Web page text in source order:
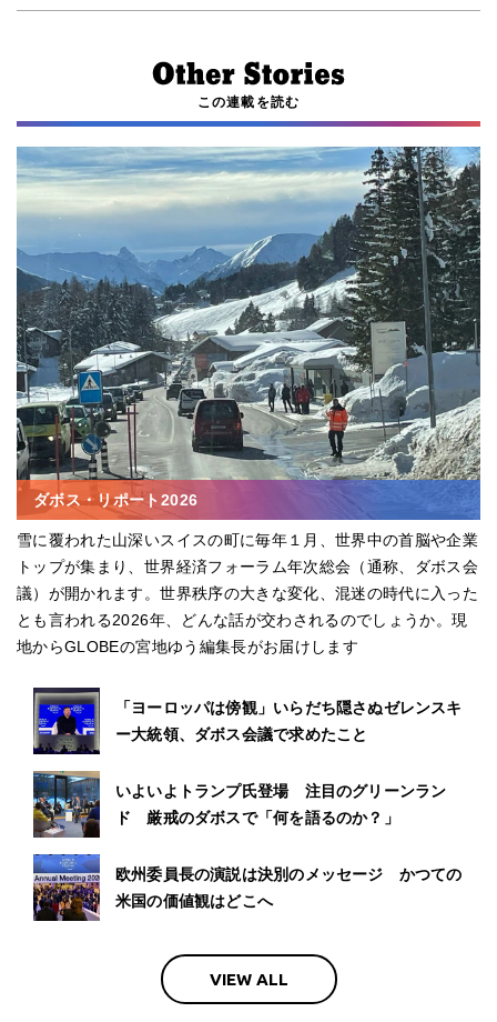
この連載を読む
ダボス・リポート2026
雪に覆われた山深いスイスの町に毎年１月、世界中の首脳や企業
トップが集まり、世界経済フォーラム年次総会（通称、ダボス会
議）が開かれます。世界秩序の大きな変化、混迷の時代に入った
とも言われる2026年、どんな話が交わされるのでしょうか。現
地からGLOBEの宮地ゆう編集長がお届けします
「ヨーロッパは傍観」いらだち隠さぬゼレンスキ
ー大統領、ダボス会議で求めたこと
いよいよトランプ氏登場 注目のグリーンラン
ド 厳戒のダボスで「何を語るのか？」
欧州委員長の演説は決別のメッセージ かつての
米国の価値観はどこへ
VIEW ALL